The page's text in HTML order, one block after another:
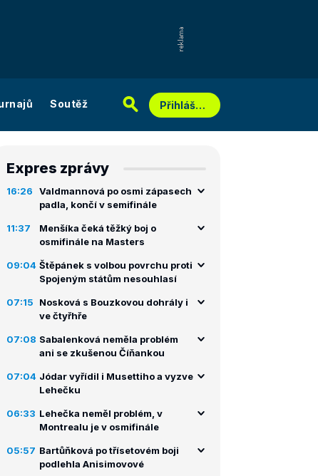
Soutěž Přihlášení
Expres zprávy
16:26
Valdmannová po osmi zápasech
padla, končí v semifinále
11:37
Menšíka čeká těžký boj o
osmifinále na Masters
09:04 Štěpánek s volbou povrchu proti
Spojeným státům nesouhlasí
07:15
Nosková s Bouzkovou dohrály i
ve čtyřhře
07:08 Sabalenková neměla problém
ani se zkušenou Číňankou
07:04 Jódar vyřídil i Musettiho a vyzve
Lehečku
06:33 Lehečka neměl problém, v
Montrealu je v osmifinále
05:57 Bartůňková po třísetovém boji
podlehla Anisimovové